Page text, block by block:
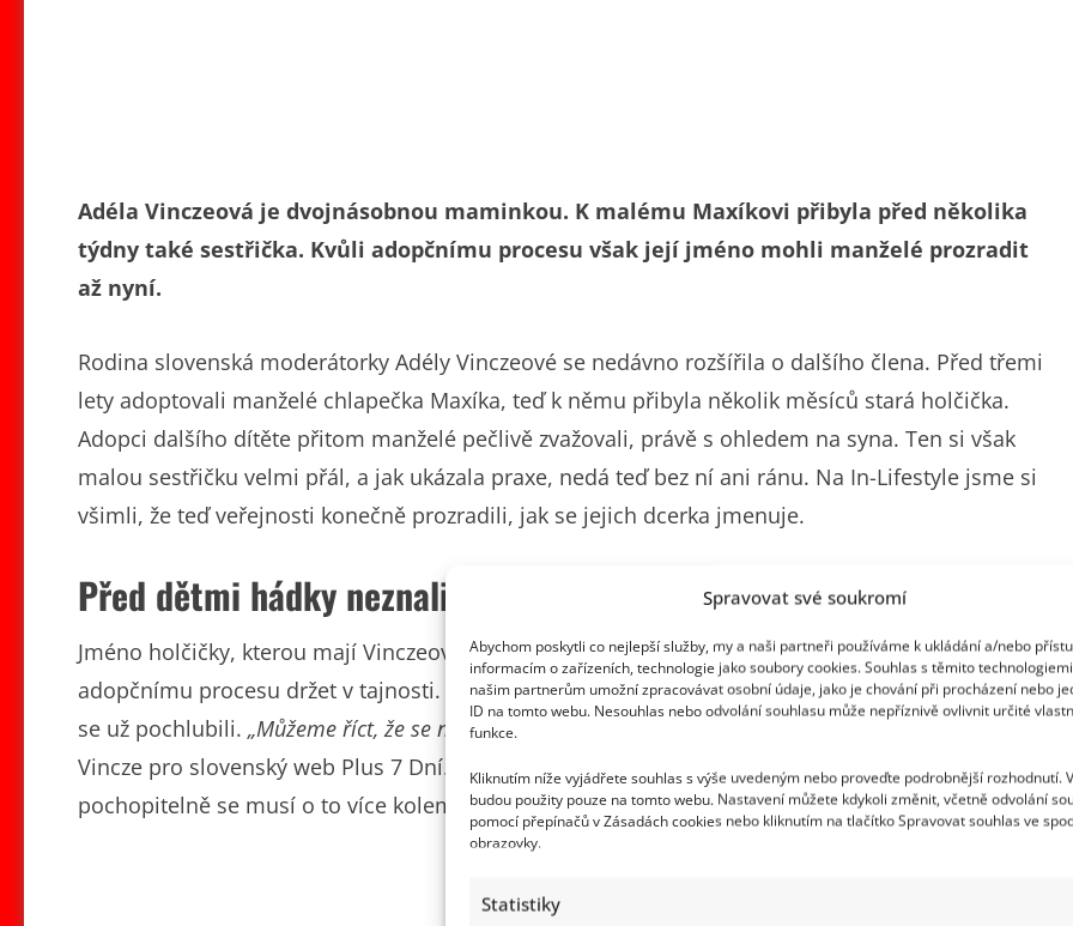
Spravovat své soukromí
Abychom poskytli co nejlepší služby, my a naši partneři používáme k ukládání a/nebo
informacím o zařízeních, technologie jako soubory cookies. Souhlas s těmito
našim partnerům umožní zpracovávat osobní údaje, jako je chování při procházení nebo
ID na tomto webu. Nesouhlas nebo odvolání souhlasu může nepříznivě ovlivnit určité
funkce.
Kliknutím níže vyjádřete souhlas s výše uvedeným nebo proveďte podrobnější rozhodnutí.
budou použity pouze na tomto webu. Nastavení můžete kdykoli změnit, včetně odvolání
pomocí přepínačů v Zásadách cookies nebo kliknutím na tlačítko Spravovat souhlas ve
obrazovky.
Statistiky
Adéla Vinczeová je dvojnásobnou maminkou. K malému Maxíkovi přibyla před několika
týdny také sestřička. Kvůli adopčnímu procesu však její jméno mohli manželé prozradit
až nyní.
Rodina slovenská moderátorky Adély Vinczeové se nedávno rozšířila o dalšího člena. Před třemi
lety adoptovali manželé chlapečka Maxíka, teď k němu přibyla několik měsíců stará holčička.
Adopci dalšího dítěte přitom manželé pečlivě zvažovali, právě s ohledem na syna. Ten si však
malou sestřičku velmi přál, a jak ukázala praxe, nedá teď bez ní ani ránu. Na In-Lifestyle jsme si
všimli, že teď veřejnosti konečně prozradili, jak se jejich dcerka jmenuje.
Před dětmi hádky neznali
Jméno holčičky, kterou mají Vinczeovi už několik týdnů doma, museli zprvu kvůli probíhajícímu
adopčnímu procesu držet v tajnosti. Ani teď nemohou prozrazovat podrobnosti, ale se jménem
se už pochlubili. „Můžeme říct, že se naše dcera jmenuje Lujza a jsme za ni velmi vděční,“
Vincze pro slovenský web Plus 7 Dní. Manželé jsou tak čerstvě čtyřčlennou rodinou a
pochopitelně se musí o to více kolem dětí otáčet.